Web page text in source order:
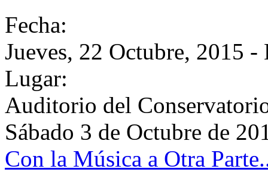
Fecha:
Jueves, 22 Octubre, 2015 -
Lugar:
Auditorio del
Sábado 3 de Octubre de
Con la Música a Otra